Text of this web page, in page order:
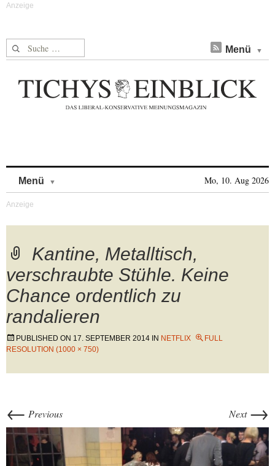
Suche nach: Menü
Menü Mo, 10. Aug 2026
Kantine, Metalltisch,
verschraubte Stühle. Keine
Chance ordentlich zu
randalieren
PUBLISHED ON 17. SEPTEMBER 2014 IN NETFLIX
FULL
RESOLUTION (1000 × 750)
← Previous Next →